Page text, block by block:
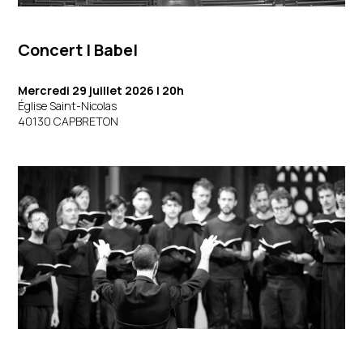
Concert | Babel
Mercredi 29 juillet 2026 | 20h
Église Saint-Nicolas
40130 CAPBRETON